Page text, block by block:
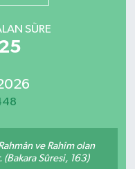
SÜRE
ve Rahîm olan
Sûresi, 163)
Fikstür